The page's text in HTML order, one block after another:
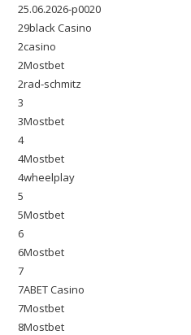
25.06.2026-p0020
29black Casino
2casino
2Mostbet
2rad-schmitz
3
3Mostbet
4
4Mostbet
4wheelplay
5
5Mostbet
6
6Mostbet
7
7ABET Casino
7Mostbet
8Mostbet